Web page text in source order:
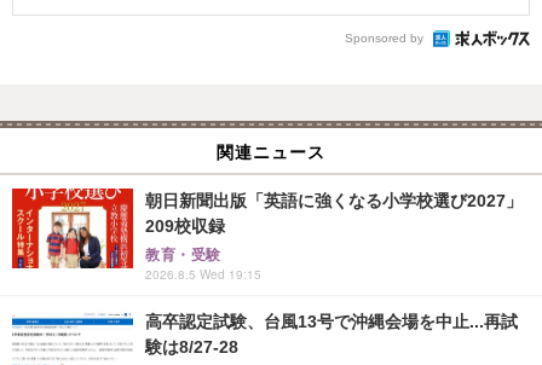
Sponsored by
関連ニュース
朝日新聞出版「英語に強くなる小学校選び2027」
209校収録
教育・受験
2026.8.5 Wed 19:15
高卒認定試験、台風13号で沖縄会場を中止...再試
験は8/27-28